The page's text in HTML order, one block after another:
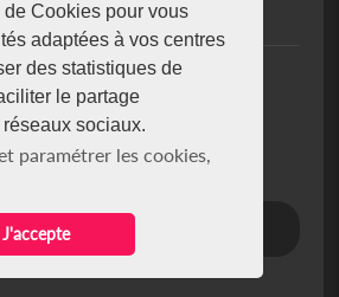
Cookies pour vous
adaptées à vos centres
des statistiques de
le partage
sociaux.
paramétrer les cookies,
J'accepte
52 93
newsletter